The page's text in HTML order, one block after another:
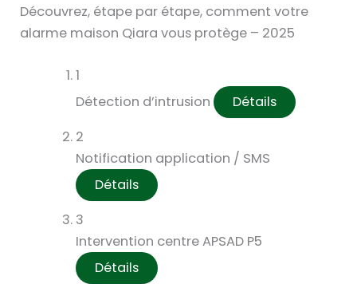
Découvrez, étape par étape, comment votre
alarme maison Qiara vous protège – 2025
1
Détection d’intrusion
Détails
2
Notification application / SMS
Détails
3
Intervention centre APSAD P5
Détails